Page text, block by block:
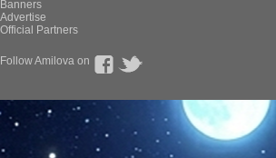
Banners
Advertise
Official Partners
Follow Amilova on